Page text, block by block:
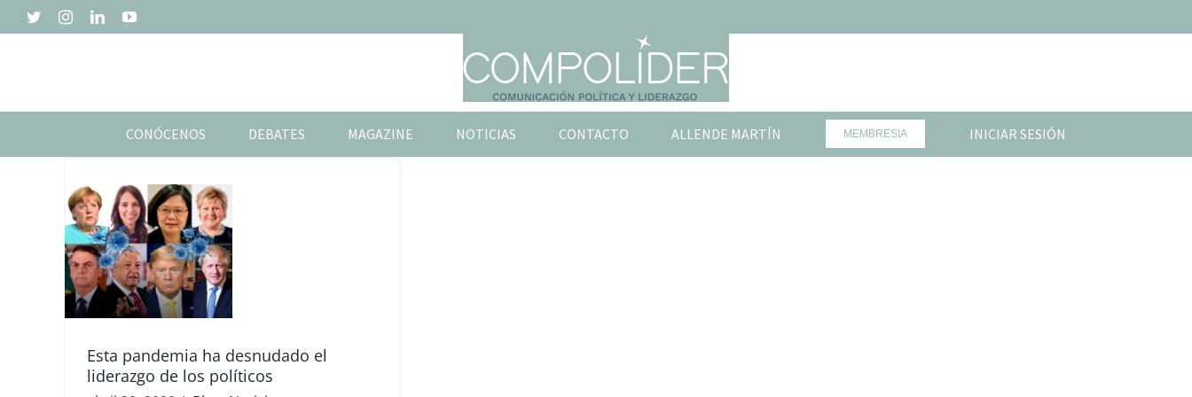
Saltar
al
TwitterInstagramLinkedInYouTube
CONÓCENOS DEBATES MAGAZINE NOTICIAS CONTACTO ALLENDE MARTÍN MEMBRESIA INICIAR SESIÓN
Esta pandemia ha desnudado el
liderazgo de los políticos